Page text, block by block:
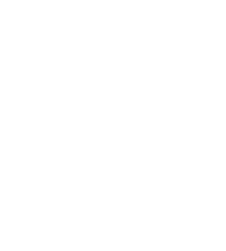
y ayudar a
mensaje que
la Iglesia nos ha
el Papa
del otro.
su voz